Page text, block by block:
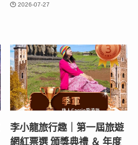
2026-07-27
李小龍旅行趣｜第一屆旅遊
網紅票選 頒獎典禮 ＆ 年度